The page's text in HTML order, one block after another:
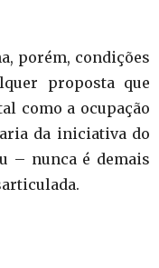
porém, condições
proposta que
como a ocupação
da iniciativa do
– nunca é demais